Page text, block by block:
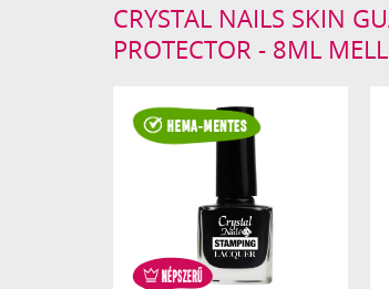
CRYSTAL NAILS SKIN
PROTECTOR - 8ML